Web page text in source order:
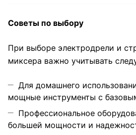
Советы по выбору
При выборе электродрели и
миксера важно учитывать
Для домашнего
мощные инструменты с
Профессиональное
большей мощности и